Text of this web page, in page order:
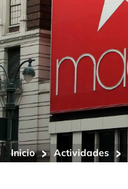
Inicio > Actividades >